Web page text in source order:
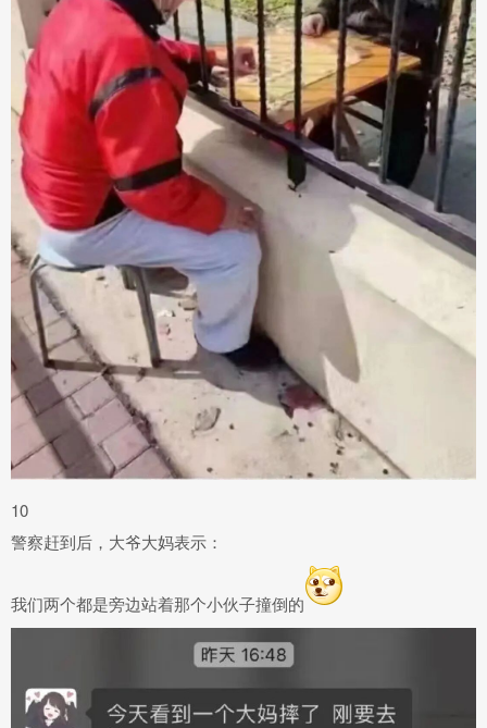
10
警察赶到后，大爷大妈表示：
我们两个都是旁边站着那个小伙子撞倒的